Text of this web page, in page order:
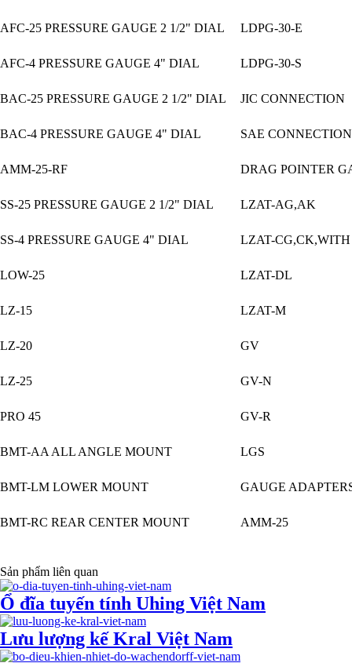
AFC-25 PRESSURE GAUGE 2 1/2" DIAL LDPG-30-E
AFC-4 PRESSURE GAUGE 4" DIAL LDPG-30-S
BAC-25 PRESSURE GAUGE 2 1/2" DIAL JIC CONNECTION
BAC-4 PRESSURE GAUGE 4" DIAL SAE CONNECTION
AMM-25-RF DRAG POINTER
SS-25 PRESSURE GAUGE 2 1/2" DIAL LZAT-AG,AK
SS-4 PRESSURE GAUGE 4" DIAL LZAT-
LOW-25 LZAT-DL
LZ-15 LZAT-M
LZ-20 GV
LZ-25 GV-N
PRO 45 GV-R
BMT-AA ALL ANGLE MOUNT LGS
BMT-LM LOWER MOUNT GAUGE
BMT-RC REAR CENTER MOUNT AMM-25
Sản phẩm liên quan
Ổ đĩa tuyến tính Uhing Việt Nam
Lưu lượng kế Kral Việt Nam